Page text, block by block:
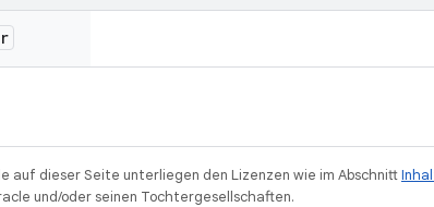
auf dieser Seite unterliegen den Lizenzen wie im Abschnitt
und/oder seinen Tochtergesellschaften.